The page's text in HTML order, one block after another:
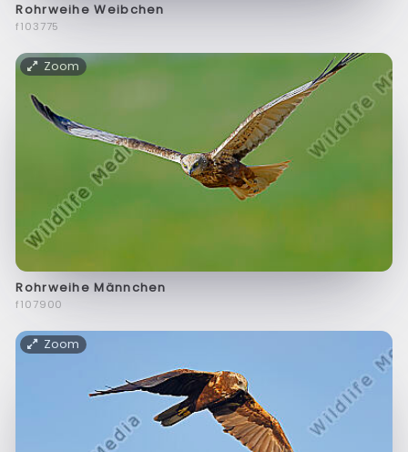
Rohrweihe Weibchen
f103775
Zoom
Rohrweihe Männchen
f107900
Zoom